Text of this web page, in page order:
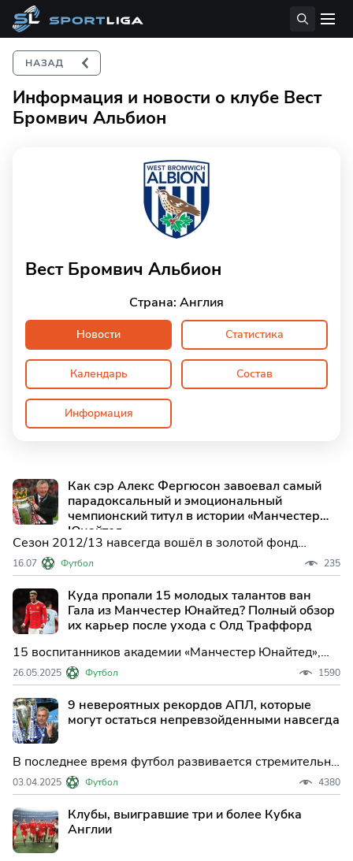
Информация и новости о клубе Вест
Бромвич Альбион
Вест Бромвич Альбион
Страна: Англия
Новости Статистика
Календарь Состав
Информация
Как сэр Алекс Фергюсон завоевал самый
парадоксальный и эмоциональный
чемпионский титул в истории «Манчестер
Юнайтед»
Сезон 2012/13 навсегда вошёл в золотой фонд
футбольной истории как лебединая песня сэра Алекса
Фергюсона. «Энциклопедия Sportliga.com»
представляет собой монументальный разбор этого
классического похода: от жгучей боли на «Стадионе
Света» до великого
16.07 Футбол 235
Куда пропали 15 молодых талантов ван
Гала из Манчестер Юнайтед? Полный обзор
их карьер после ухода с Олд Траффорд
15 воспитанников академии «Манчестер Юнайтед»,
дебютировавших при Луи ван Гале, и их дальнейшие
карьеры — от взлётов до новых вызовов в футболе.
26.05.2025 Футбол 1590
9 невероятных рекордов АПЛ, которые
могут остаться непревзойденными навсегда
В последнее время футбол развивается стремительно
быстро, и складывается ощущение, что рекордов,
которые существуют более 15 лет, уже не осталось.
Однако в Английской Премьер-Лиге еще есть
достижения, которые побить будет сложно. А
возможно, они и ос
03.04.2025 Футбол 4380
Клубы, выигравшие три и более Кубка
Англии